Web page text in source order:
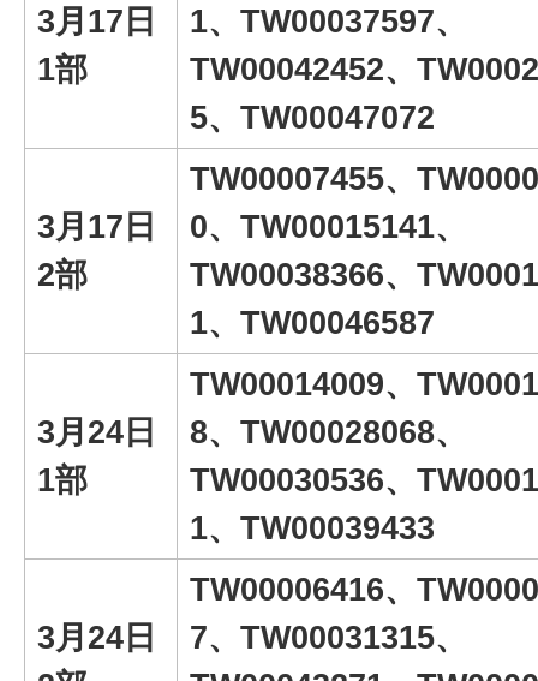
3月17日
1部
1、TW00037597、
TW00042452、
5、TW00047072
3月17日
2部
TW00007455、
0、TW00015141、
TW00038366、
1、TW00046587
3月24日
1部
TW00014009、
8、TW00028068、
TW00030536、
1、TW00039433
3月24日
TW00006416、
7、TW00031315、